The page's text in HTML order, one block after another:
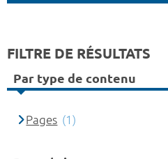
FILTRE DE RÉSULTATS
Par type de contenu
Pages (1)